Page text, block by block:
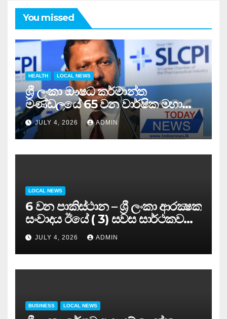
You missed
HEALTH LOCAL NEWS
ශ්‍රී ලංකා ඖෂධ කර්මාන්ත
මණ්ඩලයේ 65 වන වාර්ෂික මහා
සමුළුව සෞඛ්‍ය නියෝජ්‍ය
අමාත්‍යවරයාගේ ප්‍රධානත්වයෙන්……
JULY 4, 2026 ADMIN
LOCAL NEWS
6 වන පාකිස්ථාන – ශ්‍රී ලංකා ආරක්‍ෂක
සංවාදය ඊයේ ( 3) සවස සාර්ථකව
අවසන් කරයි..
JULY 4, 2026 ADMIN
BUSINESS LOCAL NEWS